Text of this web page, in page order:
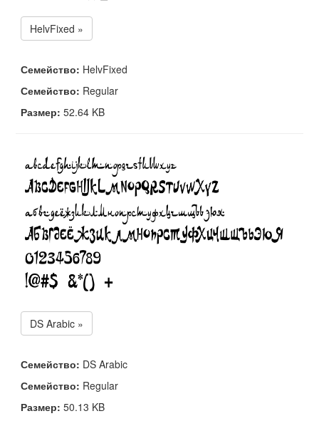
HelvFixed »
Семейство: HelvFixed
Семейство: Regular
Размер: 52.64 KB
DS Arabic »
Семейство: DS Arabic
Семейство: Regular
Размер: 50.13 KB